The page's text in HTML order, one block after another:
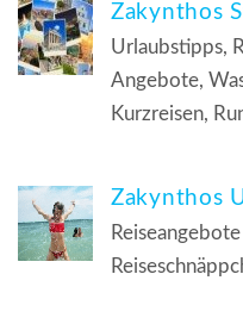
Zakynthos
Urlaubstipps,
Angebote,
Kurzreisen,
Zakynthos